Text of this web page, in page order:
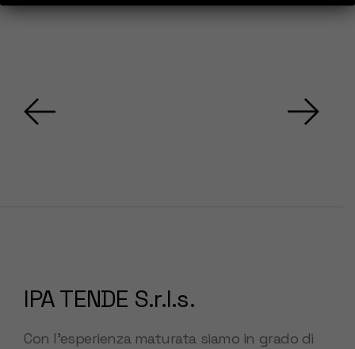
IPA TENDE S.r.l.s.
Con l’esperienza maturata siamo in grado di